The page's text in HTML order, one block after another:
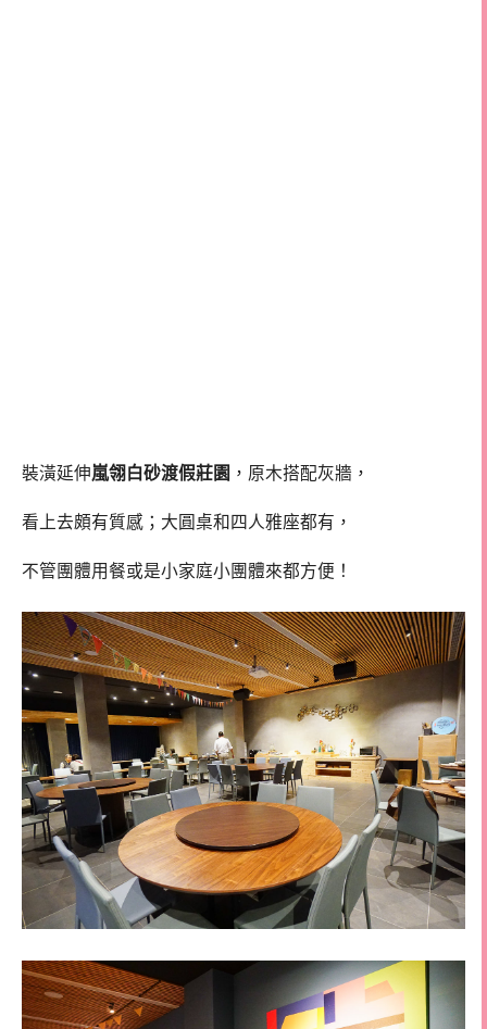
裝潢延伸嵐翎白砂渡假莊園 ，原木搭配灰牆，
看上去頗有質感；大圓桌和四人雅座都有，
不管團體用餐或是小家庭小團體來都方便！